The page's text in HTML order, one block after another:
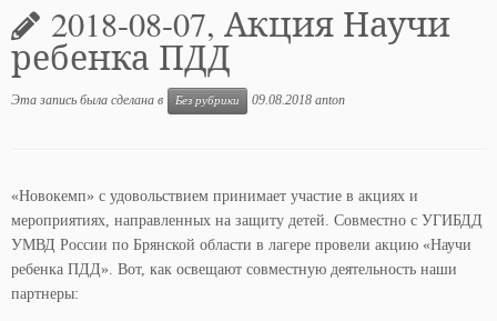
содержимому2018-08-07, Акция Научи
ребенка ПДД
Эта запись была сделана в Без рубрики 09.08.2018 anton
«Новокемп» с удовольствием принимает участие в акциях и
мероприятиях, направленных на защиту детей. Совместно с УГИБДД
УМВД России по Брянской области в лагере провели акцию «Научи
ребенка ПДД». Вот, как освещают совместную деятельность наши
партнеры: